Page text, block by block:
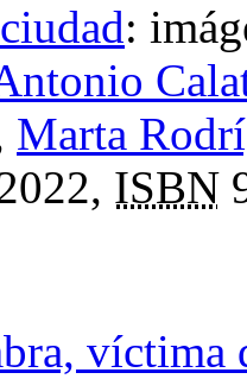
:
Marta
ISBN
víctima